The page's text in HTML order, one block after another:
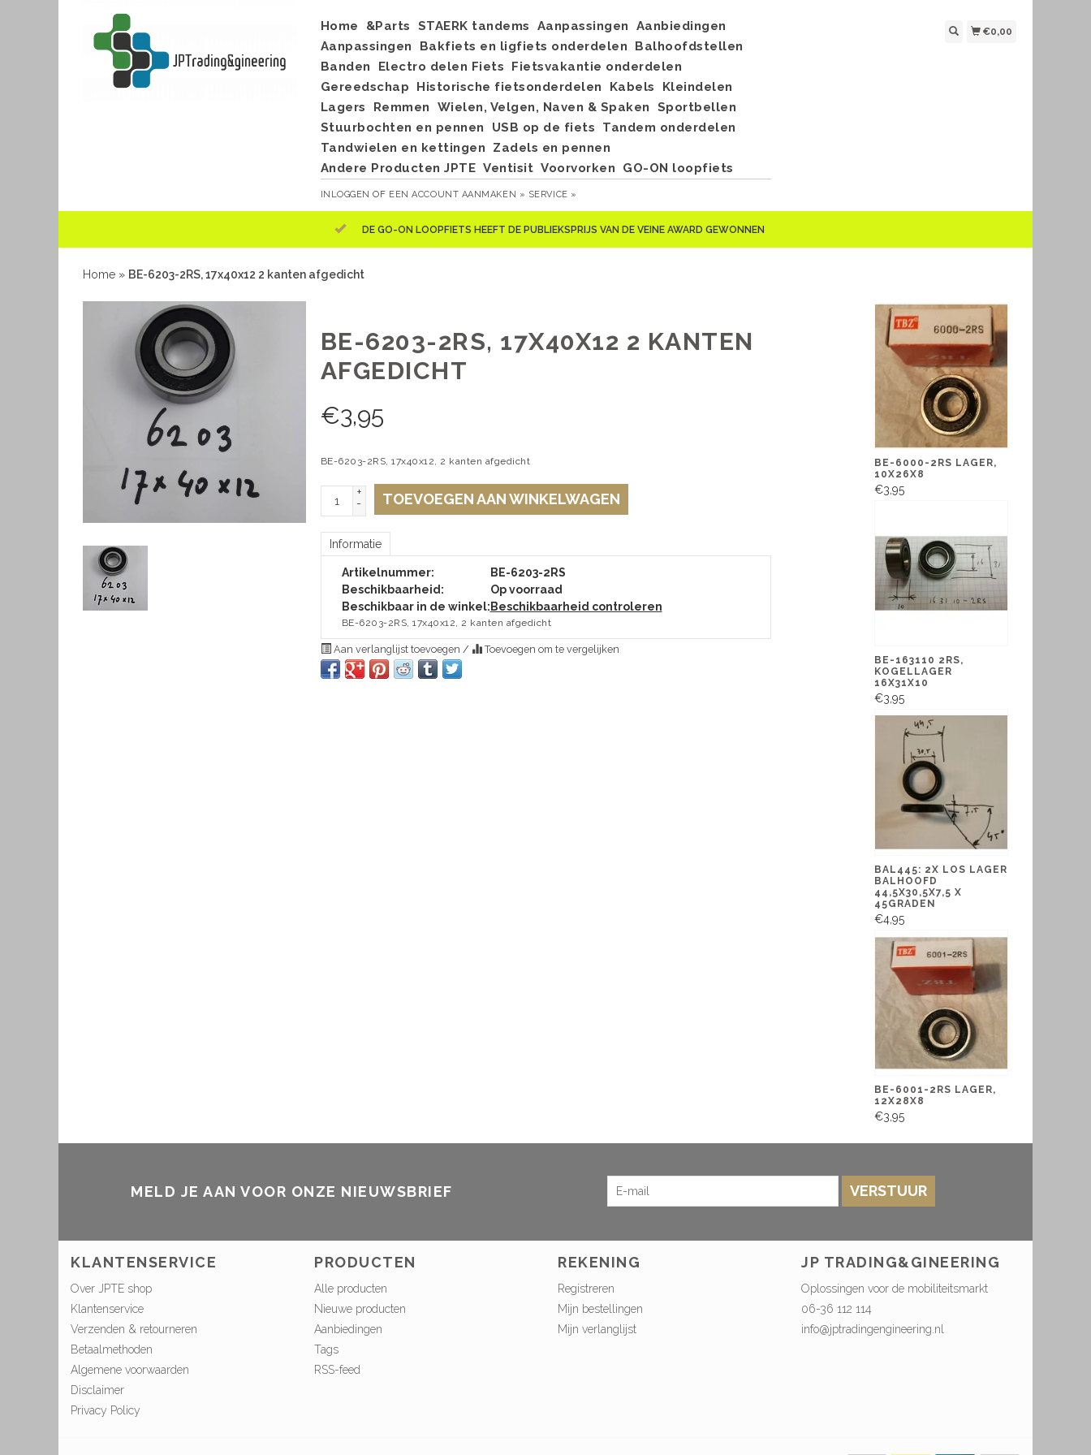
Home &Parts STAERK tandems Aanpassingen
Aanbiedingen
Aanpassingen
Bakfiets en ligfiets onderdelen
Balhoofdstellen
Banden
Electro delen Fiets
Fietsvakantie onderdelen
Gereedschap
Historische fietsonderdelen Kabels
Kleindelen
Lagers
Remmen Wielen, Velgen, Naven & Spaken
Sportbellen
Stuurbochten en pennen
USB op de fiets
Tandem onderdelen
Tandwielen en kettingen
Zadels en pennen
Andere Producten JPTE Ventisit Voorvorken GO-ON loopfiets
INLOGGEN OF EEN ACCOUNT AANMAKEN » SERVICE »
€0,00
DE GO-ON LOOPFIETS HEEFT DE PUBLIEKSPRIJS VAN DE VEINE AWARD GEWONNEN
Home » BE-6203-2RS, 17x40x12 2 kanten afgedicht
BE-6203-2RS, 17X40X12 2 KANTEN
AFGEDICHT
€3,95
BE-6203-2RS, 17x40x12, 2 kanten afgedicht
+
-
TOEVOEGEN AAN WINKELWAGEN
Informatie
Artikelnummer:
BE-6203-2RS
Beschikbaarheid:
Op voorraad
Beschikbaar in de winkel: Beschikbaarheid controleren
BE-6203-2RS, 17x40x12, 2 kanten afgedicht
Aan verlanglijst toevoegen / Toevoegen om te vergelijken
BE-6000-2RS LAGER,
10X26X8
€3,95
BE-163110 2RS,
KOGELLAGER
16X31X10
€3,95
BAL445: 2X LOS LAGER
BALHOOFD
44,5X30,5X7,5 X
45GRADEN
€4,95
BE-6001-2RS LAGER,
12X28X8
€3,95
MELD JE AAN VOOR ONZE NIEUWSBRIEF VERSTUUR
KLANTENSERVICE
Over JPTE shop
Klantenservice
Verzenden & retourneren
Betaalmethoden
Algemene voorwaarden
Disclaimer
Privacy Policy
PRODUCTEN
Alle producten
Nieuwe producten
Aanbiedingen
Tags
RSS-feed
REKENING
Registreren
Mijn bestellingen
Mijn verlanglijst
JP TRADING&GINEERING
Oplossingen voor de mobiliteitsmarkt
06-36 112 114
info@jptradingengineering.nl